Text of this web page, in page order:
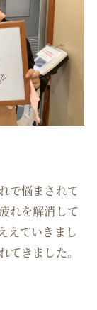
で悩まされて
れを解消して
えていきまし
てきました。